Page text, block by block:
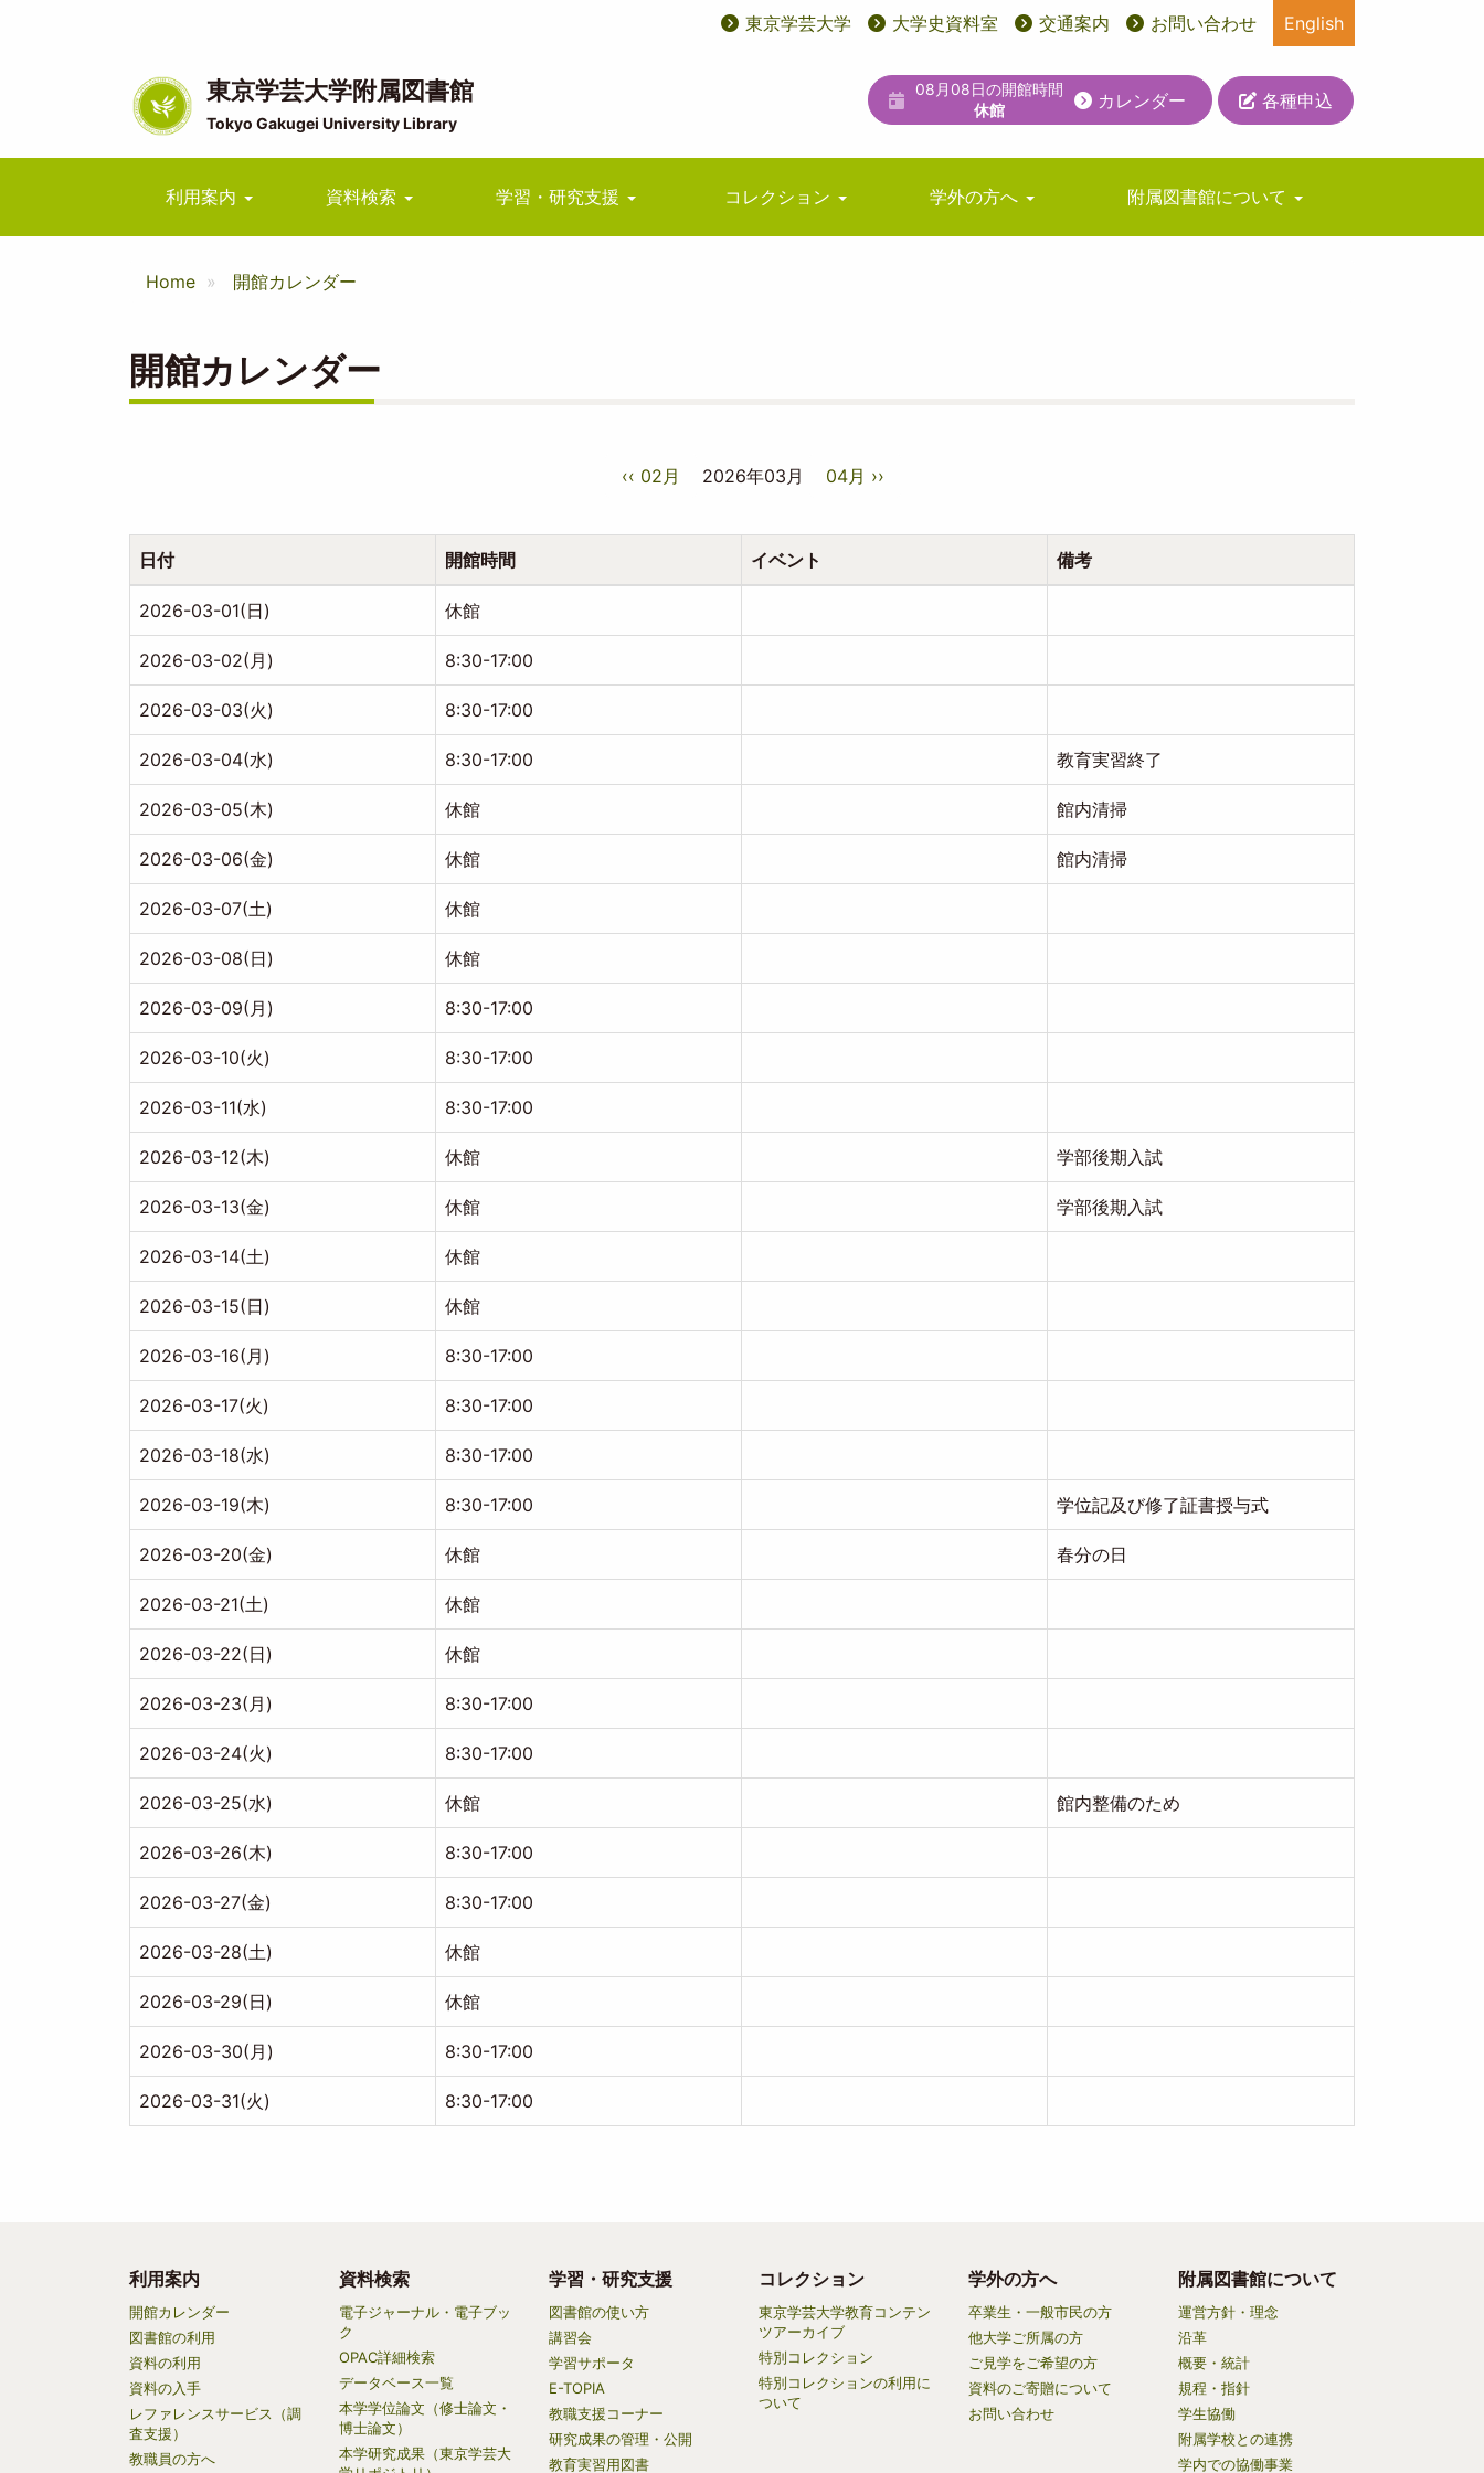
ン
移
User
ユ
ィ
リ
テ
東京学芸大学 大学史資料室 交通案内 お問い合わせ English
東京学芸大学附属図書館
Tokyo Gakugei University Library
08月08日の開館時間
休館
カレンダー 各種申込
Main
navigation
利用案内 資料検索 学習・研究支援 コレクション 学外の方へ 附属図書館について
Home 開館カレンダー
開館カレンダー
送
り
‹‹ 02月 2026年03月 04月 ››
日付 開館時間 イベント 備考
2026-03-01(日) 休館
2026-03-02(月) 8:30-17:00
2026-03-03(火) 8:30-17:00
2026-03-04(水) 8:30-17:00 教育実習終了
2026-03-05(木) 休館 館内清掃
2026-03-06(金) 休館 館内清掃
2026-03-07(土) 休館
2026-03-08(日) 休館
2026-03-09(月) 8:30-17:00
2026-03-10(火) 8:30-17:00
2026-03-11(水) 8:30-17:00
2026-03-12(木) 休館 学部後期入試
2026-03-13(金) 休館 学部後期入試
2026-03-14(土) 休館
2026-03-15(日) 休館
2026-03-16(月) 8:30-17:00
2026-03-17(火) 8:30-17:00
2026-03-18(水) 8:30-17:00
2026-03-19(木) 8:30-17:00 学位記及び修了証書授与式
2026-03-20(金) 休館 春分の日
2026-03-21(土) 休館
2026-03-22(日) 休館
2026-03-23(月) 8:30-17:00
2026-03-24(火) 8:30-17:00
2026-03-25(水) 休館 館内整備のため
2026-03-26(木) 8:30-17:00
2026-03-27(金) 8:30-17:00
2026-03-28(土) 休館
2026-03-29(日) 休館
2026-03-30(月) 8:30-17:00
2026-03-31(火) 8:30-17:00
Main
navigation
利用案内
開館カレンダー
図書館の利用
資料の利用
資料の入手
レファレンスサービス（調
査支援）
教職員の方へ
資料検索
電子ジャーナル・電子ブッ
ク
OPAC詳細検索
データベース一覧
本学学位論文（修士論文・
博士論文）
本学研究成果（東京学芸大
学習・研究支援
図書館の使い方
講習会
学習サポータ
E-TOPIA
教職支援コーナー
研究成果の管理・公開
教育実習用図書
コレクション
東京学芸大学教育コンテン
ツアーカイブ
特別コレクション
特別コレクションの利用に
ついて
学外の方へ
卒業生・一般市民の方
他大学ご所属の方
ご見学をご希望の方
資料のご寄贈について
お問い合わせ
附属図書館について
運営方針・理念
沿革
概要・統計
規程・指針
学生協働
附属学校との連携
学内での協働事業